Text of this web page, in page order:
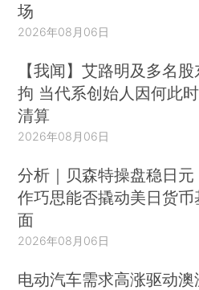
场
2026年08月06日
【我闻】艾路明及多名股
拘 当代系创始人因何此
清算
2026年08月06日
分析｜贝森特操盘稳日元
作巧思能否撬动美日货币
面
2026年08月06日
电动汽车需求高涨驱动澳